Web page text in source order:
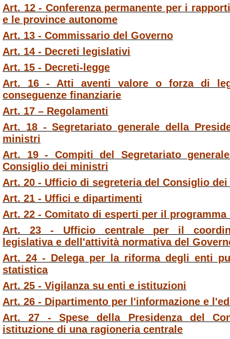
Art. 12 - Conferenza permanente per i
e le province autonome
Art. 13 - Commissario del Governo
Art. 14 - Decreti legislativi
Art. 15 - Decreti-legge
Art. 16 - Atti aventi valore o forza di
conseguenze finanziarie
Art. 17 – Regolamenti
Art. 18 - Segretariato generale della
ministri
Art. 19 - Compiti del Segretariato
Consiglio dei ministri
Art. 20 - Ufficio di segreteria del Consiglio
Art. 21 - Uffici e dipartimenti
Art. 22 - Comitato di esperti per il programma
Art. 23 - Ufficio centrale per il
legislativa e dell'attività normativa del
Art. 24 - Delega per la riforma degli enti
statistica
Art. 25 - Vigilanza su enti e istituzioni
Art. 26 - Dipartimento per l'informazione e
Art. 27 - Spese della Presidenza del
istituzione di una ragioneria centrale